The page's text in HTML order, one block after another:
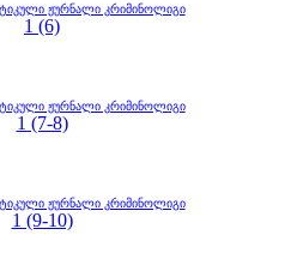
ჟურნალი კრიმინოლიგი
1 (6)
ჟურნალი კრიმინოლიგი
1 (7-8)
ჟურნალი კრიმინოლიგი
1 (9-10)